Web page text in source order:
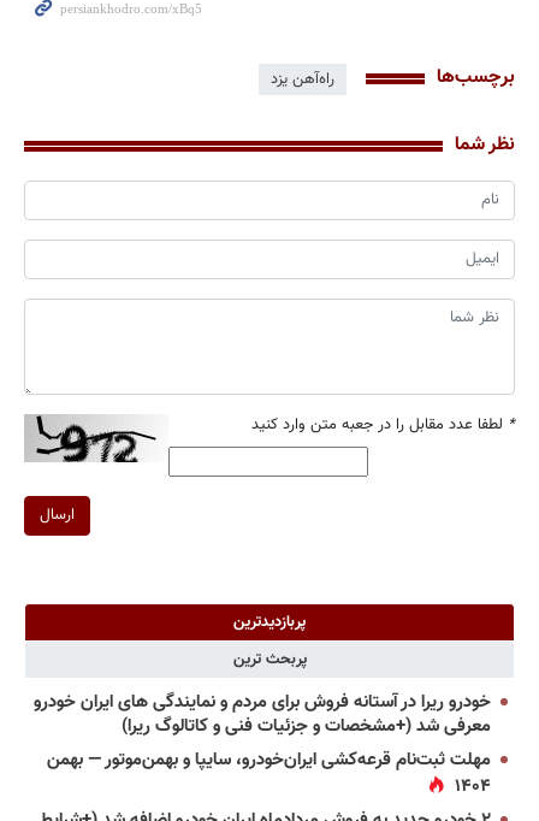
برچسب‌ها راه‌آهن یزد
نظر شما
* لطفا عدد مقابل را در جعبه متن وارد کنید
ارسال
پربازدیدترین
پربحث ترین
خودرو ریرا در آستانه فروش برای مردم و نمایندگی های ایران خودرو
معرفی شد (+مشخصات و جزئیات فنی و کاتالوگ ریرا)
مهلت ثبت‌نام قرعه‌کشی ایران‌خودرو، سایپا و بهمن‌موتور — بهمن
۱۴۰۴